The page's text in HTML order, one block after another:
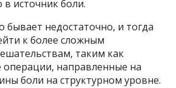
в источник боли.
бывает недостаточно, и тогда
к более сложным
таким как
направленные на
боли на структурном уровне.